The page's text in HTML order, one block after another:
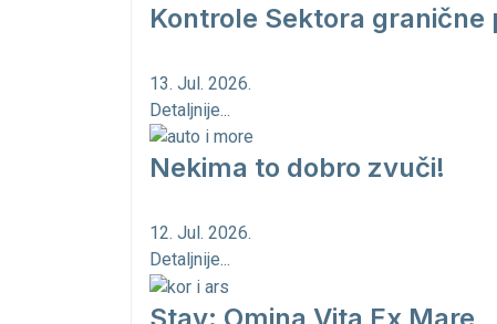
Kontrole Sektora
13. Jul. 2026.
Detaljnije...
Nekima to dobro zvuči!
12. Jul. 2026.
Detaljnije...